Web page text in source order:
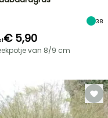
38
€ 5,90
van 8/9 cm